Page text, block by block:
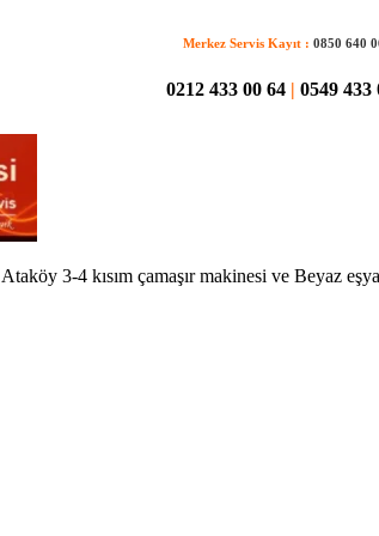
Merkez Servis Kayıt : 0850 640
0212 433 00 64 0549 433
Ataköy 3-4 kısım çamaşır makinesi ve Beyaz